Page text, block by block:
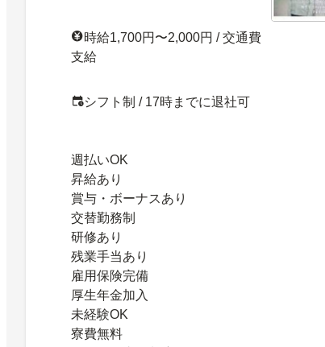
時給1,700円〜2,000円 / 交通費
支給
シフト制 / 17時までに退社可
週払いOK
昇給あり
賞与・ボーナスあり
交替勤務制
研修あり
残業手当あり
雇用保険完備
厚生年金加入
未経験OK
寮費無料